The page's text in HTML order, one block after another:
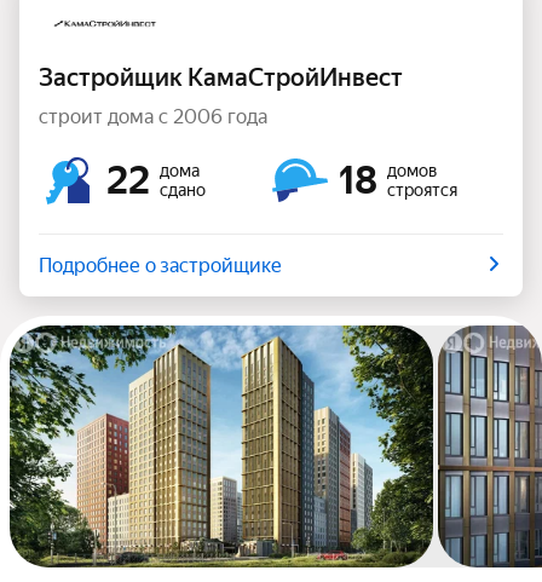
Застройщик КамаСтройИнвест
строит дома с 2006 года
22
дома
сдано
18
домов
строятся
Подробнее о застройщике